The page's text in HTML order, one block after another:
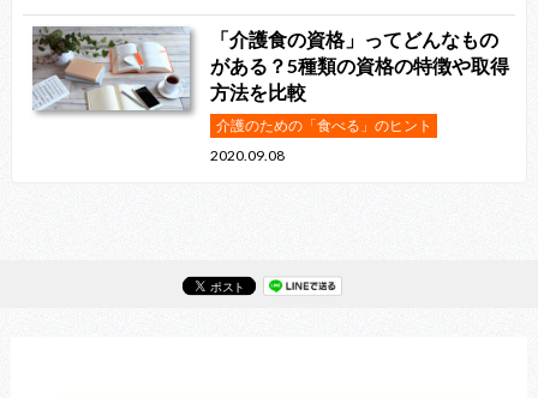
「介護食の資格」ってどんなもの
がある？5種類の資格の特徴や取得
方法を比較
介護のための「食べる」のヒント
2020.09.08